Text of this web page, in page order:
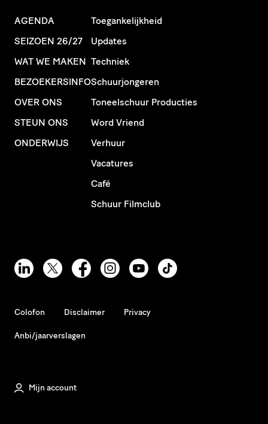
AGENDA
SEIZOEN 26/27
WAT WE MAKEN
BEZOEKERSINFO
OVER ONS
STEUN ONS
ONDERWIJS
Toegankelijkheid
Updates
Techniek
Schuurjongeren
Toneelschuur Producties
Word Vriend
Verhuur
Vacatures
Café
Schuur Filmclub
Colofon Disclaimer Privacy
Anbi/jaarverslagen
Mijn account